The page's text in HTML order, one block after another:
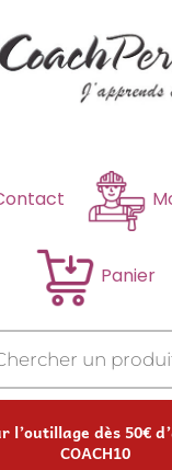
Panier
l’outillage dès 50€
COACH10